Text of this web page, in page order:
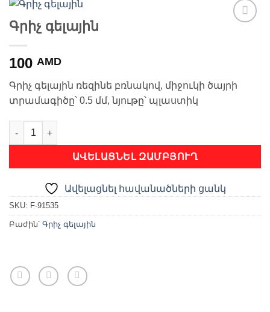
Գրիչ գելային
100 AMD
Գրիչ գելային ռեզինե բռնակով, միջուկի ծայրի
տրամագիծը՝ 0.5 մմ, նյութը՝ պլաստիկ
Գրիչ գելային quantity
ԱՎԵԼԱՑՆԵԼ ԶԱՄԲՅՈՒՂ
Ավելացնել հավանածների ցանկ
SKU: F-91535
Բաժին՝ Գրիչ գելային